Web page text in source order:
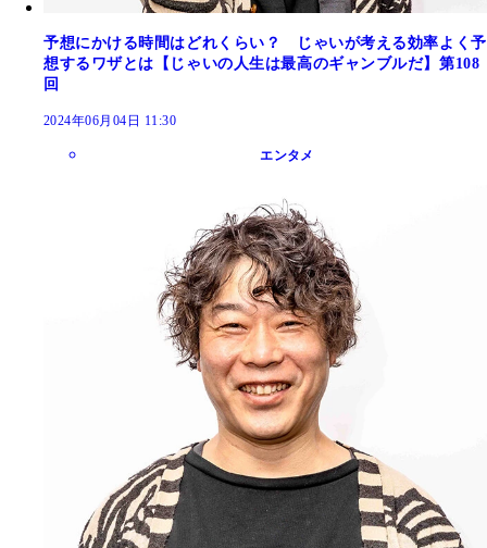
予想にかける時間はどれくらい？ じゃいが考える効率よく予
想するワザとは【じゃいの人生は最高のギャンブルだ】第108
回
2024年06月04日 11:30
エンタメ